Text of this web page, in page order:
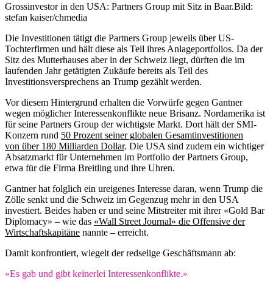
Grossinvestor in den USA: Partners Group mit Sitz in Baar.Bild:
stefan kaiser/chmedia
Die Investitionen tätigt die Partners Group jeweils über US-
Tochterfirmen und hält diese als Teil ihres Anlageportfolios. Da der
Sitz des Mutterhauses aber in der Schweiz liegt, dürften die im
laufenden Jahr getätigten Zukäufe bereits als Teil des
Investitionsversprechens an Trump gezählt werden.
Vor diesem Hintergrund erhalten die Vorwürfe gegen Gantner
wegen möglicher Interessenkonflikte neue Brisanz. Nordamerika ist
für seine Partners Group der wichtigste Markt. Dort hält der SMI-
Konzern rund 50 Prozent seiner globalen Gesamtinvestitionen
von über 180 Milliarden Dollar. Die USA sind zudem ein wichtiger
Absatzmarkt für Unternehmen im Portfolio der Partners Group,
etwa für die Firma Breitling und ihre Uhren.
Gantner hat folglich ein ureigenes Interesse daran, wenn Trump die
Zölle senkt und die Schweiz im Gegenzug mehr in den USA
investiert. Beides haben er und seine Mitstreiter mit ihrer «Gold Bar
Diplomacy» – wie das «Wall Street Journal» die Offensive der
Wirtschaftskapitäne nannte – erreicht.
Damit konfrontiert, wiegelt der redselige Geschäftsmann ab:
«Es gab und gibt keinerlei Interessenkonflikte.»